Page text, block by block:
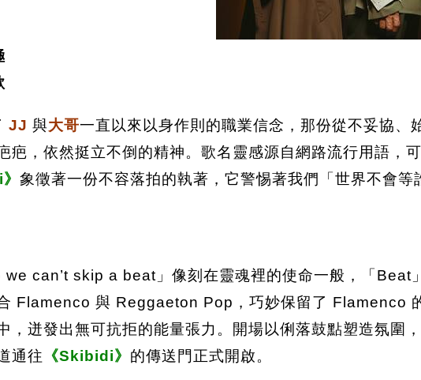
JJ 與大哥一直以來以身作則的職業信念，那份從不妥協
疤，依然挺立不倒的精神。歌名靈感源自網路流行用語，
象徵著一份不容落拍的執著，它警惕著我們「世界不會
we can’t skip a beat」像刻在靈魂裡的使命一般，「Beat
Flamenco 與 Reggaeton Pop，巧妙保留了 Flamenco
，迸發出無可抗拒的能量張力。開場以俐落鼓點塑造氛
通往 《Skibidi》 的傳送門正式開啟。